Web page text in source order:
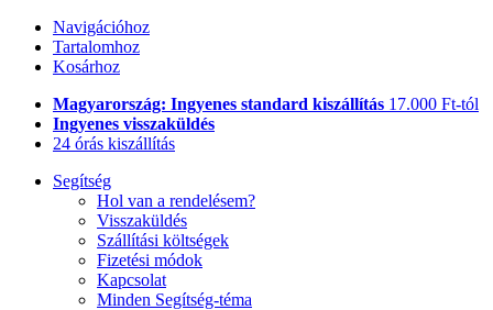
Navigációhoz
Tartalomhoz
Kosárhoz
Magyarország: Ingyenes standard kiszállítás 17.000 Ft-tól
Ingyenes visszaküldés
24 órás kiszállítás
Segítség
Hol van a rendelésem?
Visszaküldés
Szállítási költségek
Fizetési módok
Kapcsolat
Minden Segítség-téma